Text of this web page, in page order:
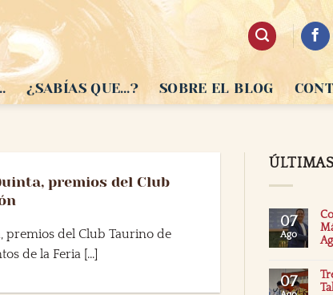
¿SABÍAS QUE…? SOBRE EL BLOG
premios del Club
premios del Club Taurino de
de la Feria [...]
07
Ago
07